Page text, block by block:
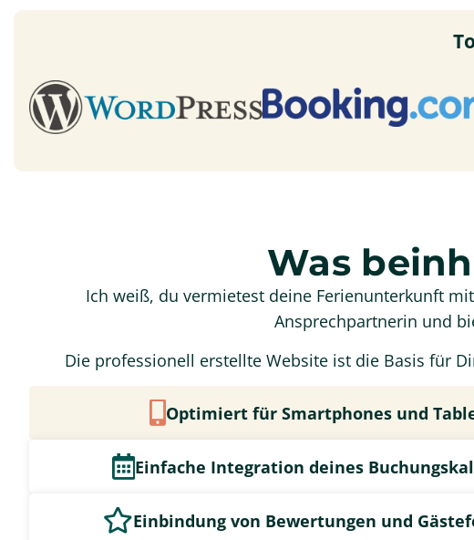
Was
Ich weiß, du vermietest deine Ferienunterkunft
Ansprechpartnerin und
Die professionell erstellte Website ist die Basis für
Optimiert für Smartphones und
Einfache Integration deines
Einbindung von Bewertungen und